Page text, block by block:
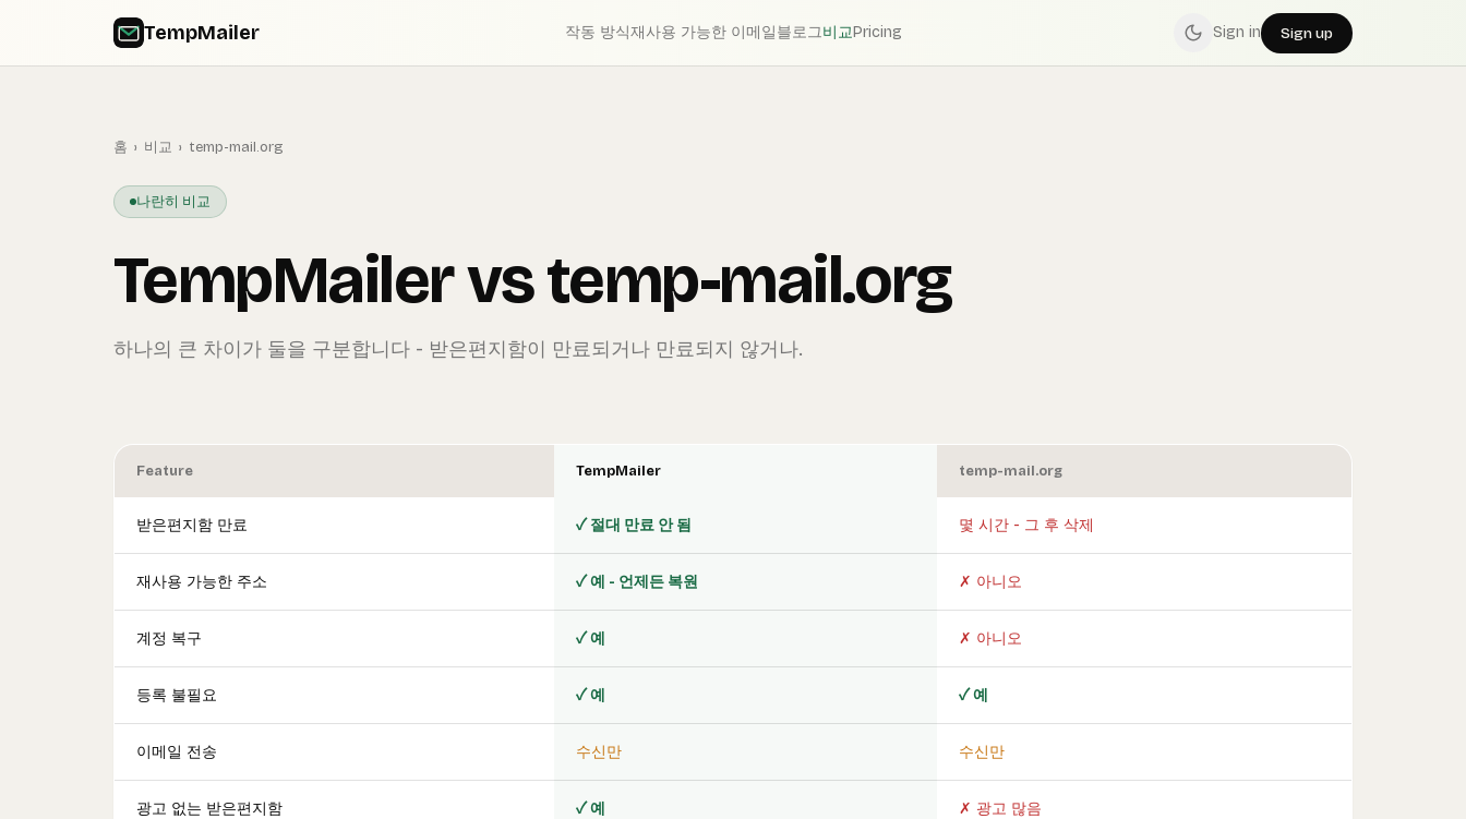
TempMailer 작동 방식재사용 가능한 이메일블로그비교Pricing Sign in Sign up
홈 › 비교 › temp-mail.org
나란히 비교
TempMailer vs temp-mail.org
하나의 큰 차이가 둘을 구분합니다 - 받은편지함이 만료되거나 만료되지 않거나.
Feature TempMailer temp-mail.org
받은편지함 만료 ✓ 절대 만료 안 됨 몇 시간 - 그 후 삭제
재사용 가능한 주소 ✓ 예 - 언제든 복원 ✗ 아니오
계정 복구 ✓ 예 ✗ 아니오
등록 불필요 ✓ 예 ✓ 예
이메일 전송 수신만 수신만
광고 없는 받은편지함 ✓ 예 ✗ 광고 많음